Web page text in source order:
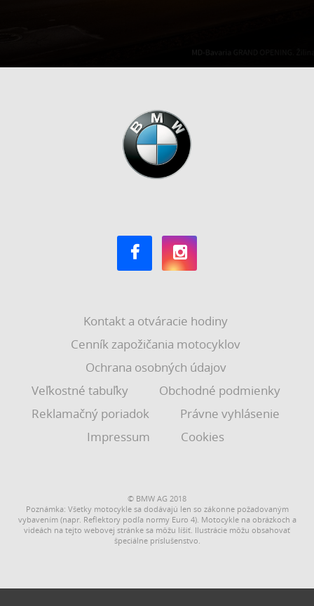
Kontakt a otváracie hodiny
Cenník zapožičania motocyklov
Ochrana osobných údajov
Veľkostné tabuľky
Obchodné podmienky
Reklamačný poriadok
Právne vyhlásenie
Impressum
Cookies
© BMW AG 2018
Poznámka: Všetky motocykle sa dodávajú len so zákonne požadovaným
vybavením (napr. Reflektory podľa normy Euro 4). Motocykle na obrázkoch a
videách na tejto webovej stránke sa môžu líšiť. Ilustrácie môžu obsahovať
špeciálne príslušenstvo.